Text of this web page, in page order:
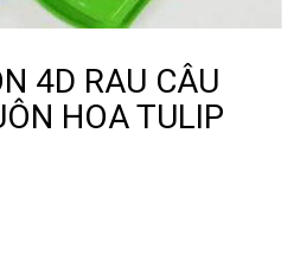
4D RAU CÂU
HOA TULIP